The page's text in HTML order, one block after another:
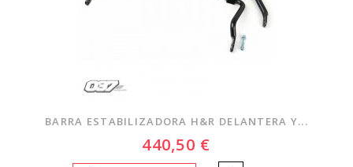
BARRA ESTABILIZADORA H&R DELANTERA Y...
440,50 €